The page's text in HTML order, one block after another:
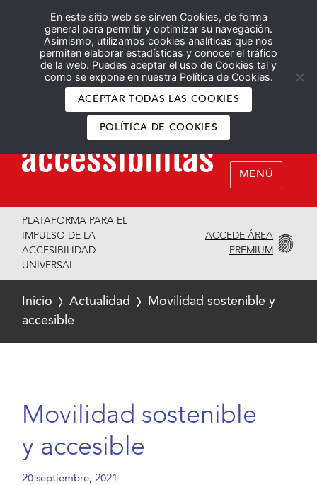
En este sitio web se sirven Cookies, de forma
general para permitir y optimizar su navegación.
Asimismo, utilizamos cookies analíticas que nos
permiten elaborar estadísticas y conocer el tráfico
de la web. Puedes aceptar el uso de Cookies tal y
como se expone en nuestra Política de Cookies.
ACEPTAR TODAS LAS COOKIES
POLÍTICA DE COOKIES
Español English
MENÚ
PLATAFORMA PARA EL
IMPULSO DE LA
ACCESIBILIDAD
UNIVERSAL
ACCEDE ÁREA
PREMIUM
Inicio Actualidad
Movilidad sostenible y
accesible
Movilidad sostenible
y accesible
20 septiembre, 2021